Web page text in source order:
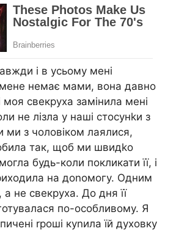
і в усьому мені
немає мами, вона давно
моя свекруха замінила мені
не лізла у наші стосунkи з
ми з чоловіком лаялися,
так, щоб ми швидkо
будь-коли покликати її, і
на доnомогу. Одним
не свекруха. До дня її
по-особливому. Я
rроші куnила їй духовку